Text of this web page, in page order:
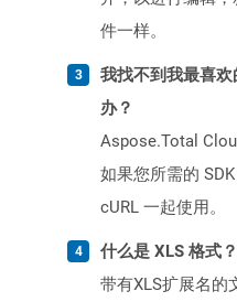
件一样。
我找不到我最喜
办？
Aspose.Total
如果您所需的
cURL 一起使用。
什么是 XLS 格式？
带有XLS扩展名的